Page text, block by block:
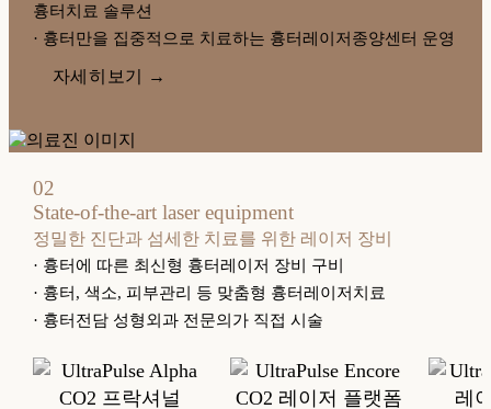
흉터치료 솔루션
· 흉터만을 집중적으로 치료하는 흉터레이저종양센터 운영
자세히보기 →
02
State-of-the-art laser equipment
정밀한 진단과 섬세한 치료를 위한 레이저 장비
· 흉터에 따른 최신형 흉터레이저 장비 구비
· 흉터, 색소, 피부관리 등 맞춤형 흉터레이저치료
· 흉터전담 성형외과 전문의가 직접 시술